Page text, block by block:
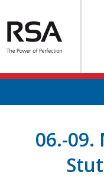
06.-09.